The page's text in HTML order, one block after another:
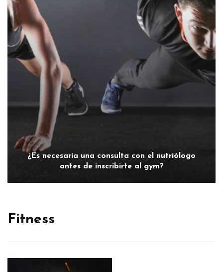
¿Es necesaria una consulta con el nutriólogo
antes de inscribirte al gym?
Fitness